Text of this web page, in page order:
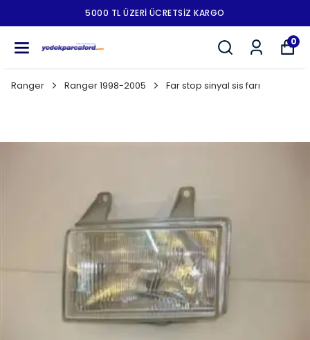
5000 TL ÜZERI ÜCRETSIZ KARGO
0
Ranger Ranger 1998-2005 Far stop sinyal sis farı